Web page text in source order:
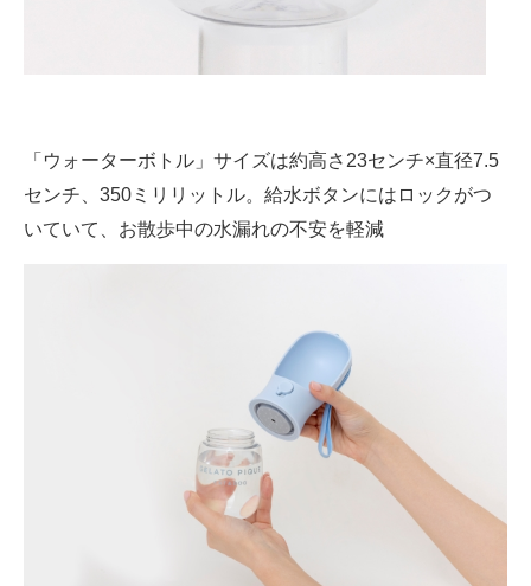
「ウォーターボトル」サイズは約高さ23センチ×直径7.5
センチ、350ミリリットル。給水ボタンにはロックがつ
いていて、お散歩中の水漏れの不安を軽減